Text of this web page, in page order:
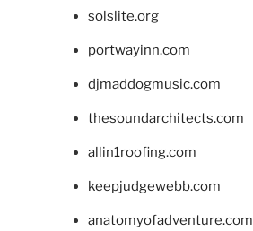
solslite.org
portwayinn.com
djmaddogmusic.com
thesoundarchitects.com
allin1roofing.com
keepjudgewebb.com
anatomyofadventure.com